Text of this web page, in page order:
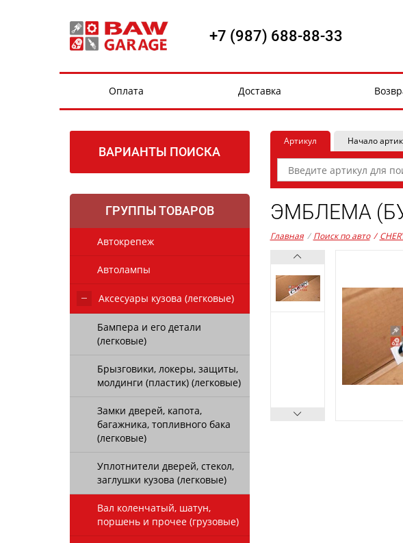
+7 (987) 688-88-33
Оплата Доставка
ВАРИАНТЫ ПОИСКА
ГРУППЫ ТОВАРОВ
Автокрепеж
Автолампы
Аксесуары кузова (легковые)
Бампера и его детали
(легковые)
Брызговики, локеры, защиты,
молдинги (пластик) (легковые)
Замки дверей, капота,
багажника, топливного бака
(легковые)
Уплотнители дверей, стекол,
заглушки кузова (легковые)
Вал коленчатый, шатун,
поршень и прочее (грузовые)
Артикул Начало
ЭМБЛЕМА
Главная / Поиск по авто /